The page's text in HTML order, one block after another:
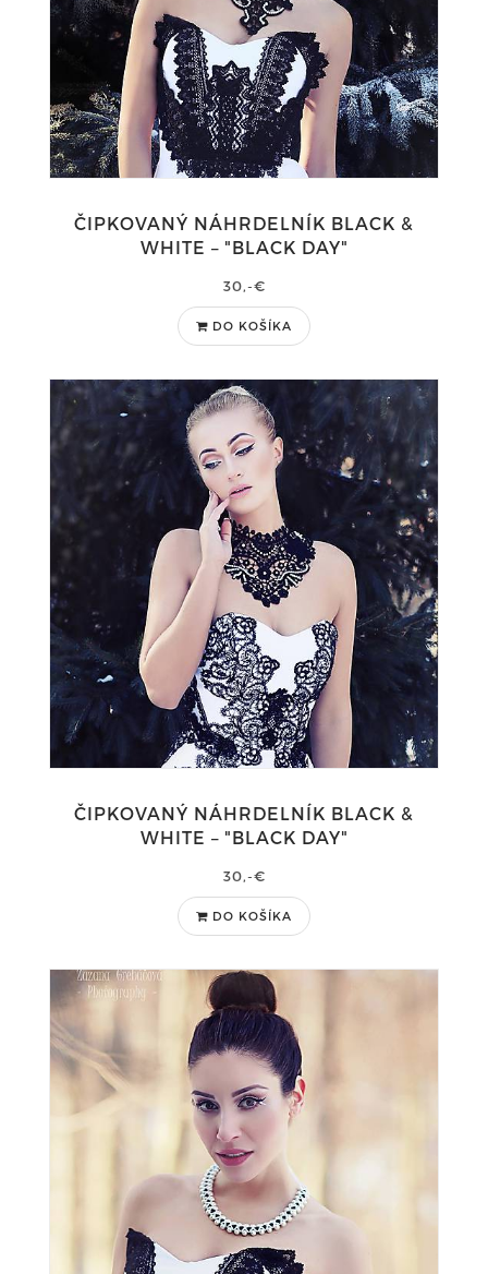
ČIPKOVANÝ NÁHRDELNÍK BLACK &
WHITE – "BLACK DAY"
30,-€
DO KOŠÍKA
ČIPKOVANÝ NÁHRDELNÍK BLACK &
WHITE – "BLACK DAY"
30,-€
DO KOŠÍKA